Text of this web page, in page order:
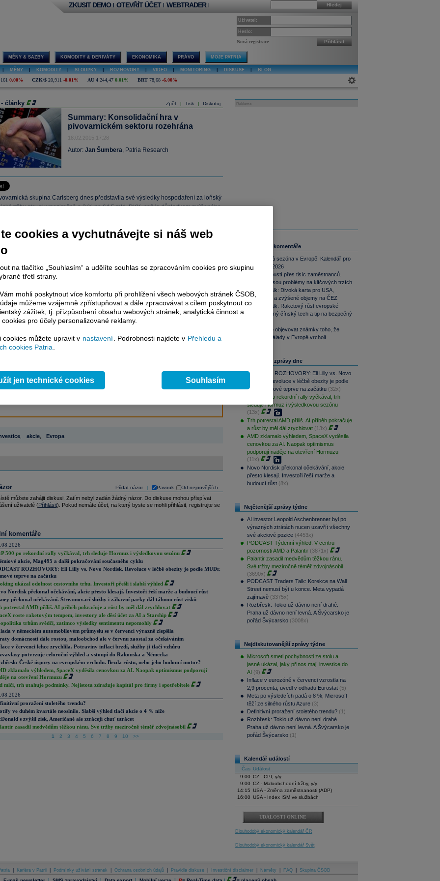
Hledej
ZKUSIT DEMO | OTEVŘÍT ÚČET | WEBTRADER |
Uživatel:
Heslo:
Nová registrace Přihlásit
MĚNY & SAZBY KOMODITY & DERIVÁTY EKONOMIKA PRÁVO MOJE PATRIA
MĚNY KOMODITY SLOUPKY ROZHOVORY VIDEO MONITORING DISKUSE BLOG
0,00% CZK/$ 20,911 -0,01% AU 4 244,47 0,01% BRT 78,68 -6,00%
Zpět Tisk Diskutuj
- články
Summary: Konsolidační hra v
pivovarnickém sektoru rozehrána
18.02.2015 17:28
Autor: Jan Šumbera, Patria Research
skupina Carlsberg dnes představila své výsledky hospodaření za loňský
tržby stouply meziročně o 2 % na 64,5 mld. DKK, což je důsledkem zvýšeného
článku je dostupné jen klientům placených služeb
Plus
případně uživatelům platformy Patria Direct
. Pokud jste klientem
služeb, potom je nutné se
placeného informačního servisu získáte
kekompletnímu zpravodajství
bez jakýchkoliv omezení. Veškeré
komentáře a horké zprávy jsou
a v plné verzi.
servis
, rozsáhlé databáze
prognózy
avaluace
, akcie, Evropa
Přidat názor Pavouk Od nejnovějších
můžete zahájit diskusi. Zatím nebyl zadán žádný názor. Do diskuse mohou přispívat
uživatelé (Přihlásit). Pokud nemáte účet, na který byste se mohli přihlásit, registrujte se
komentáře
500 po rekordní rally vyčkával, trh sleduje Hormuz i výsledkovou sezónu
akcie, Mag495 a další pokračování současného cyklu
ROZHOVORY: Eli Lilly vs. Novo Nordisk. Revoluce v léčbě obezity je podle MUDr.
teprve na začátku
ukázal odolnost cestovního trhu. Investoři přešli i slabší výhled
Nordisk překonal očekávání, akcie přesto klesají. Investoři řeší marže a budoucí růst
překonal očekávání. Streamovací služby i zábavní parky dál táhnou růst zisků
potrestal AMD příliš. AI příběh pokračuje a růst by měl dál zrychlovat
roste raketovým tempem, investory ale děsí účet za AI a Starship
trhům svědčí, zatímco výsledky sentimentu nepomohly
v německém automobilovém průmyslu se v červenci výrazně zlepšila
domácností dále rostou, maloobchod ale v červnu zaostal za očekáváním
v červenci lehce zrychlila. Potraviny inflaci brzdí, služby ji tlačí vzhůru
potvrzuje celoroční výhled a vstoupí do Rakouska a Německa
České úspory na evropském vrcholu. Brzda růstu, nebo jeho budoucí motor?
zklamalo výhledem, SpaceX vyděsila cenovkou za AI. Naopak optimismus podporují
na otevření Hormuzu
mlčí, trh utahuje podmínky. Nejistota zdražuje kapitál pro firmy i spotřebitele
proražení stoletého trendu?
ve duhém kvartále neoslnilo. Slabší výhled tlačí akcie o 4 % níže
zvýšil zisk, Američané ale ztrácejí chuť utrácet
zasadil medvědům těžkou ránu. Své tržby meziročně téměř zdvojnásobil
1 2 3 4 5 6 7 8 9 10 >>
Reklama
Související komentáře
Výsledková sezóna v Evropě: Kalendář pro
2. čtvrtletí 2026
LVMH propustí přes tisíc zaměstnanců.
Důvodem jsou problémy na klíčových trzích
Traders Talk: Divoká karta pro USA,
Evropa sílí a zvýšené objemy na ČEZ
Traders Talk: Raketový růst evropské
obrany, levný čínský tech a tip na bezpečný
Začínají se objevovat známky toho, že
chmurné nálady v Evropě vrcholí
Nejčtenější zprávy dne
PODCAST ROZHOVORY: Eli Lilly vs. Novo
Nordisk. Revoluce v léčbě obezity je podle
MUDr. Kunové teprve na začátku (32x)
S&P 500 po rekordní rally vyčkával, trh
sleduje Hormuz i výsledkovou sezónu
(13x)
Trh potrestal AMD příliš. AI příběh pokračuje
a růst by měl dál zrychlovat (13x)
AMD zklamalo výhledem, SpaceX vyděsila
cenovkou za AI. Naopak optimismus
podporují naděje na otevření Hormuzu
(11x)
Novo Nordisk překonal očekávání, akcie
přesto klesají. Investoři řeší marže a
budoucí růst (8x)
Nejčtenější zprávy týdne
AI investor Leopold Aschenbrenner byl po
výrazných ztrátách nucen uzavřít všechny
své akciové pozice (4453x)
PODCAST Týdenní výhled: V centru
pozornosti AMD a Palantir (3871x)
Palantir zasadil medvědům těžkou ránu.
Své tržby meziročně téměř zdvojnásobil
(3690x)
PODCAST Traders Talk: Korekce na Wall
Street nemusí být u konce. Meta vypadá
zajímavě (3375x)
Rozbřesk: Tokio už dávno není drahé.
Praha už dávno není levná. A Švýcarsko je
pořád Švýcarsko (3008x)
Nejdiskutovanější zprávy týdne
Microsoft smetl pochybnosti ze stolu a
jasně ukázal, jaký přínos mají investice do
AI (9)
Inflace v eurozóně v červenci vzrostla na
2,9 procenta, uvedl v odhadu Eurostat (5)
Meta po výsledcích padá o 8 %, Microsoft
těží ze silného růstu Azure (3)
Definitivní proražení stoletého trendu? (1)
Rozbřesk: Tokio už dávno není drahé.
Praha už dávno není levná. A Švýcarsko je
pořád Švýcarsko (1)
Kalendář událostí
Čas Událost
9:00 CZ - CPI, y/y
9:00 CZ - Maloobchodní tržby, y/y
14:15 USA - Změna zaměstnanosti (ADP)
16:00 USA - Index ISM ve službách
UDÁLOSTI ONLINE
Dlouhodobý ekonomický kalendář ČR
Dlouhodobý ekonomický kalendář Svět
Kariéra v Patrii Podmínky užívání stránek Ochrana osobních údajů Pravidla diskuse Investiční disclaimer Náměty FAQ Skupina ČSOB
cookies a vychutnávejte si náš web
na tlačítko „Souhlasím“ a udělíte souhlas se zpracováním cookies pro skupinu
třetí strany.
mohli poskytnout více komfortu při prohlížení všech webových stránek ČSOB,
můžeme vzájemně zpřístupňovat a dále zpracovávat s cílem poskytnout co
zážitek, tj. přizpůsobení obsahu webových stránek, analytická činnost a
pro účely personalizované reklamy.
cookies můžete upravit v nastavení. Podrobnosti najdete v Přehledu a
cookies Patria.
jen technické cookies Souhlasím